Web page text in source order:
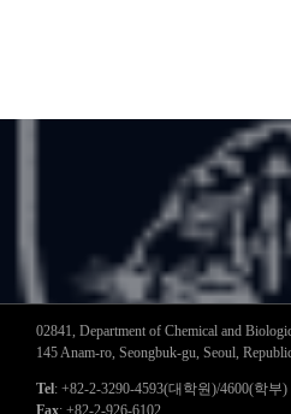
02841, Department of Chemical and
145 Anam-ro, Seongbuk-gu, Seoul,
Tel: +82-2-3290-4593(대학원)/4600(학부)